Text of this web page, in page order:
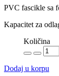
PVC fascikle sa
Kapacitet za
Količina
Dodaj u korpu